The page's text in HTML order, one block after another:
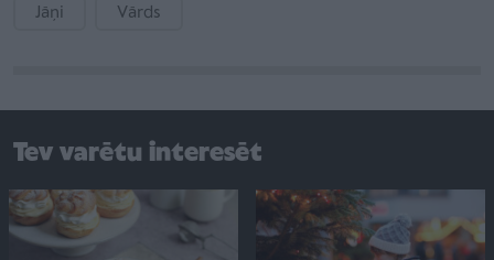
Jāņi Vārds
Tev varētu interesēt